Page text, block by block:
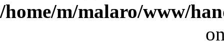
/home/m/malaro/www/